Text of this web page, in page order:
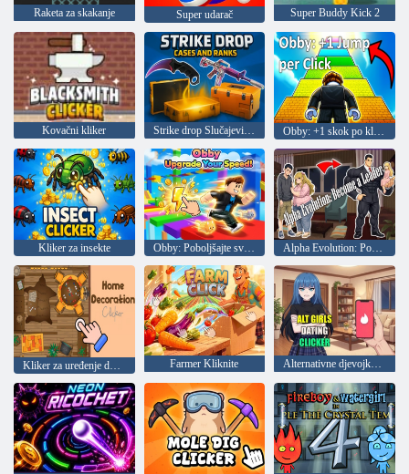
Raketa za skakanje Super udarač Super Buddy Kick 2
Kovačni kliker Strike drop Slučajevi i činovi Obby: +1 skok po kliku
Kliker za insekte Obby: Poboljšajte svoju brzinu! Alpha Evolution: Postanite vođa
Farmer Kliknite Alternativne djevojke Click dating